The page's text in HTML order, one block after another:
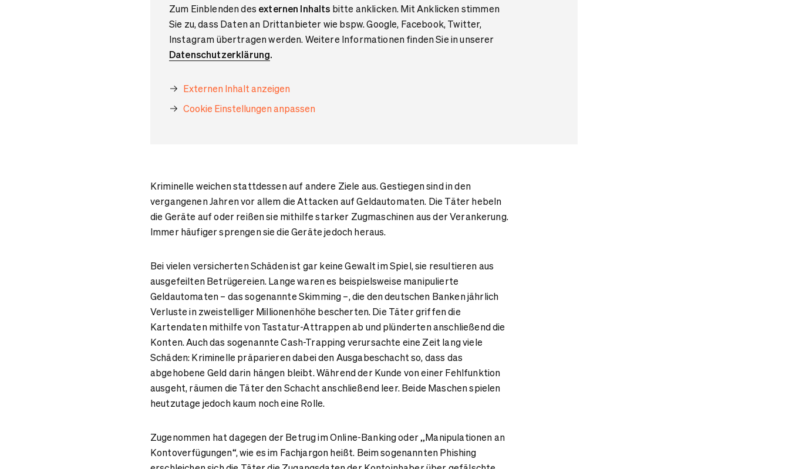
Zum Einblenden des externen Inhalts bitte anklicken. Mit Anklicken stimmen
Sie zu, dass Daten an Drittanbieter wie bspw. Google, Facebook, Twitter,
Instagram übertragen werden. Weitere Informationen finden Sie in unserer
Datenschutzerklärung.
Externen Inhalt anzeigen
Cookie Einstellungen anpassen
Kriminelle weichen stattdessen auf andere Ziele aus. Gestiegen sind in den
vergangenen Jahren vor allem die Attacken auf Geldautomaten. Die Täter hebeln
die Geräte auf oder reißen sie mithilfe starker Zugmaschinen aus der Verankerung.
Immer häufiger sprengen sie die Geräte jedoch heraus.
Bei vielen versicherten Schäden ist gar keine Gewalt im Spiel, sie resultieren aus
ausgefeilten Betrügereien. Lange waren es beispielsweise manipulierte
Geldautomaten – das sogenannte Skimming –, die den deutschen Banken jährlich
Verluste in zweistelliger Millionenhöhe bescherten. Die Täter griffen die
Kartendaten mithilfe von Tastatur-Attrappen ab und plünderten anschließend die
Konten. Auch das sogenannte Cash-Trapping verursachte eine Zeit lang viele
Schäden: Kriminelle präparieren dabei den Ausgabeschacht so, dass das
abgehobene Geld darin hängen bleibt. Während der Kunde von einer Fehlfunktion
ausgeht, räumen die Täter den Schacht anschließend leer. Beide Maschen spielen
heutzutage jedoch kaum noch eine Rolle.
Zugenommen hat dagegen der Betrug im Online-Banking oder „Manipulationen an
Kontoverfügungen“, wie es im Fachjargon heißt. Beim sogenannten Phishing